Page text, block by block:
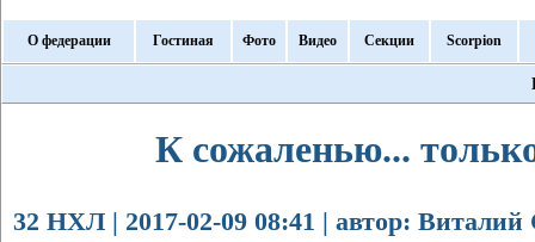
О федерации Гостиная Фото Видео Секции Scorpion
К сожаленью...
32 НХЛ | 2017-02-09 08:41 | автор: Виталий